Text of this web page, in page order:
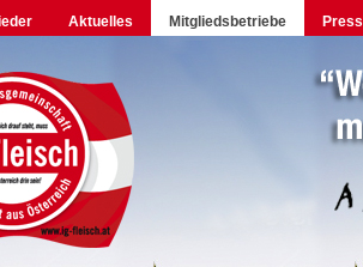
Aktuelles Mitgliedsbetriebe